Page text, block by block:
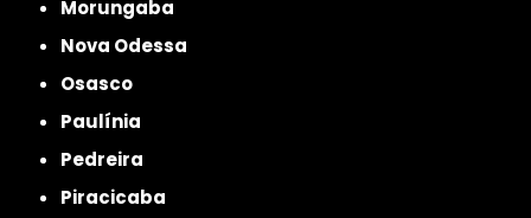
Morungaba
Nova Odessa
Osasco
Paulínia
Pedreira
Piracicaba